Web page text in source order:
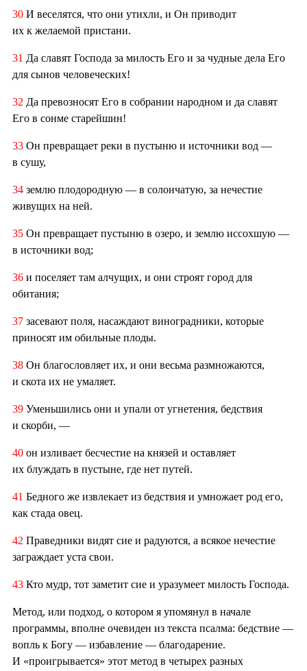
30 И веселятся, что они утихли, и Он приводит
их к желаемой пристани.
31 Да славят Господа за милость Его и за чудные дела Его
для сынов человеческих!
32 Да превозносят Его в собрании народном и да славят
Его в сонме старейшин!
33 Он превращает реки в пустыню и источники вод —
в сушу,
34 землю плодородную — в солончатую, за нечестие
живущих на ней.
35 Он превращает пустыню в озеро, и землю иссохшую —
в источники вод;
36 и поселяет там алчущих, и они строят город для
обитания;
37 засевают поля, насаждают виноградники, которые
приносят им обильные плоды.
38 Он благословляет их, и они весьма размножаются,
и скота их не умаляет.
39 Уменьшились они и упали от угнетения, бедствия
и скорби, —
40 он изливает бесчестие на князей и оставляет
их блуждать в пустыне, где нет путей.
41 Бедного же извлекает из бедствия и умножает род его,
как стада овец.
42 Праведники видят сие и радуются, а всякое нечестие
заграждает уста свои.
43 Кто мудр, тот заметит сие и уразумеет милость Господа.
Метод, или подход, о котором я упомянул в начале
программы, вполне очевиден из текста псалма: бедствие —
вопль к Богу — избавление — благодарение.
И «проигрывается» этот метод в четырех разных